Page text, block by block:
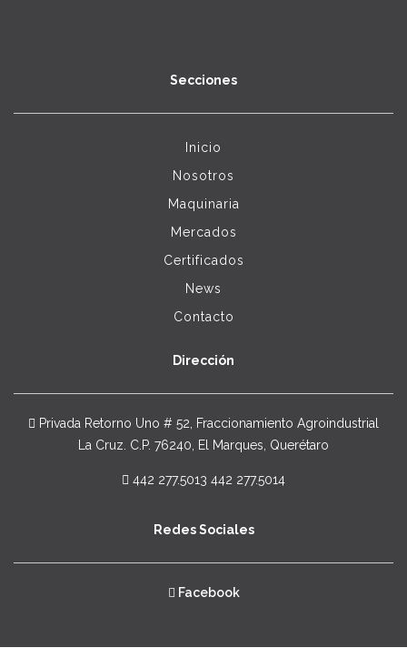
Secciones
Inicio
Nosotros
Maquinaria
Mercados
Certificados
News
Contacto
Dirección
Privada Retorno Uno # 52, Fraccionamiento Agroindustrial
La Cruz. C.P. 76240, El Marques, Querétaro
442 277.5013 442 277.5014
Redes Sociales
Facebook